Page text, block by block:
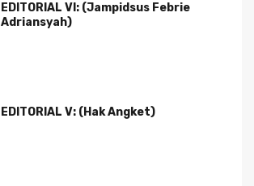
EDITORIAL VI: (Jampidsus Febrie
Adriansyah)
EDITORIAL V: (Hak Angket)